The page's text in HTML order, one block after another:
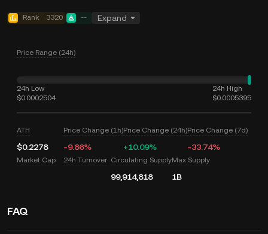
Rank 3320 -- Expand
Price Range (24h)
24h Low
$0.0002504
24h High
$0.0005395
ATH
$0.2278
Price Change (1h)
-9.86%
Price Change (24h)
+10.09%
Price Change (7d)
-33.74%
Market Cap 24h Turnover Circulating Supply
99,914,818
Max Supply
1B
FAQ